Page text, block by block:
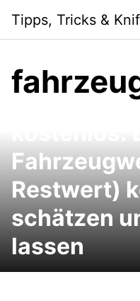
content
Tipps, Tricks &
Schwacke
Restwert)
schätzen
lassen